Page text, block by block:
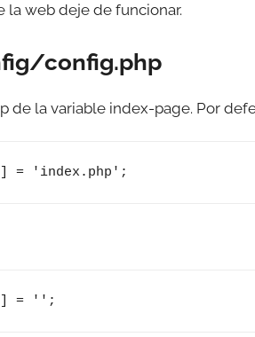
la web deje de funcionar.
config.php
de la variable index-page. Por
= 'index.php';
= '';